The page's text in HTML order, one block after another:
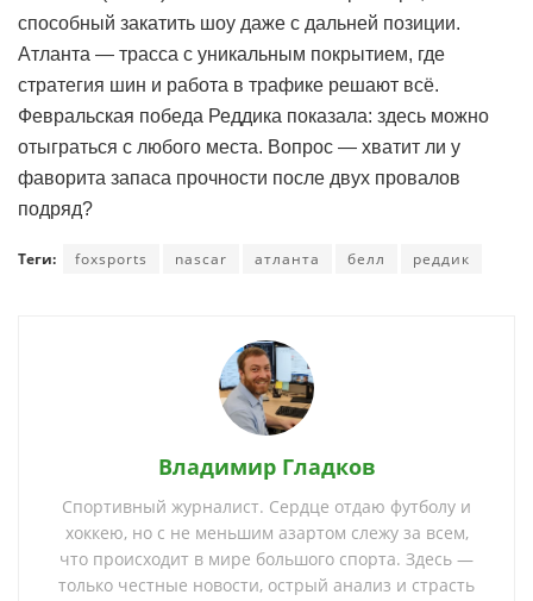
способный закатить шоу даже с дальней позиции.
Атланта — трасса с уникальным покрытием, где
стратегия шин и работа в трафике решают всё.
Февральская победа Реддика показала: здесь можно
отыграться с любого места. Вопрос — хватит ли у
фаворита запаса прочности после двух провалов
подряд?
Теги: foxsports nascar атланта белл реддик
Владимир Гладков
Спортивный журналист. Сердце отдаю футболу и
хоккею, но с не меньшим азартом слежу за всем,
что происходит в мире большого спорта. Здесь —
только честные новости, острый анализ и страсть